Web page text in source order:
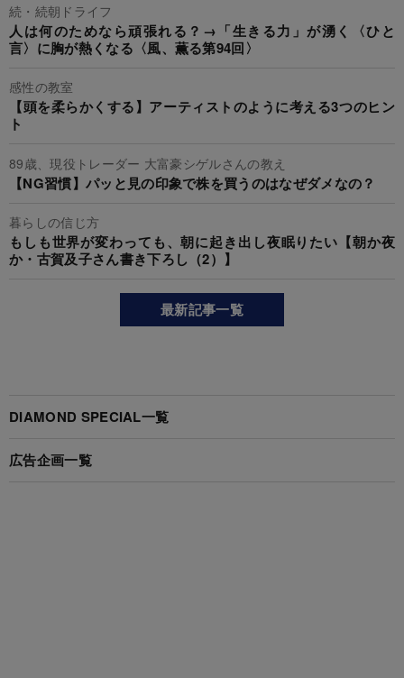
続・続朝ドライフ
人は何のためなら頑張れる？→「生きる力」が湧く〈ひと
言〉に胸が熱くなる〈風、薫る第94回〉
感性の教室
【頭を柔らかくする】アーティストのように考える3つのヒン
ト
89歳、現役トレーダー 大富豪シゲルさんの教え
【NG習慣】パッと見の印象で株を買うのはなぜダメなの？
暮らしの信じ方
もしも世界が変わっても、朝に起き出し夜眠りたい【朝か夜
か・古賀及子さん書き下ろし（2）】
最新記事一覧
DIAMOND SPECIAL一覧
広告企画一覧